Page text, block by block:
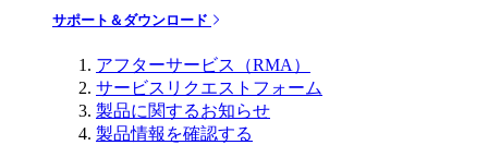
サポート＆ダウンロード
アフターサービス（RMA）
サービスリクエストフォーム
製品に関するお知らせ
製品情報を確認する